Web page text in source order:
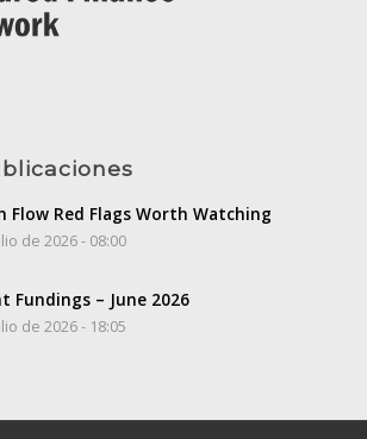
Flow Red Flags Worth Watching
de 2026 - 08:00
Fundings – June 2026
de 2026 - 18:05